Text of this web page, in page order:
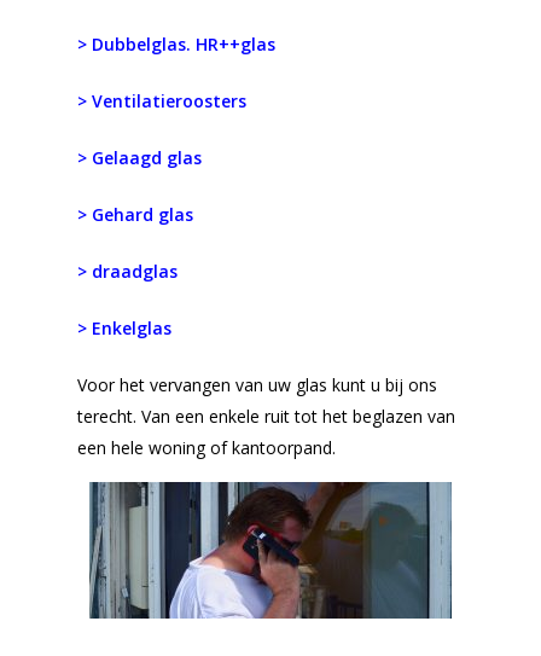
> Dubbelglas. HR++glas
> Ventilatieroosters
> Gelaagd glas
> Gehard glas
> draadglas
> Enkelglas
Voor het vervangen van uw glas kunt u bij ons
terecht. Van een enkele ruit tot het beglazen van
een hele woning of kantoorpand.